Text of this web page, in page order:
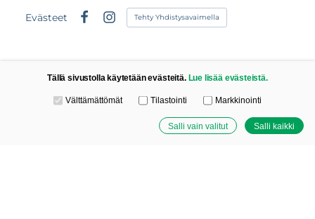
Evästeet
Instagram
Tehty Yhdistysavaimella
Tällä sivustolla käytetään evästeitä. Lue lisää evästeistä.
Valitse käytettävät evästeet
Välttämättömät Tilastointi Markkinointi
Salli vain valitut Salli kaikki